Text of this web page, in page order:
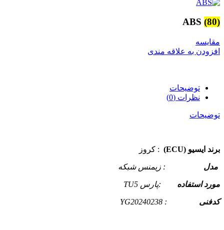
ABS (80)
مقایسه
افزودن به علاقه مندی
توضیحات
نظرات (0)
توضیحات
برند ایسیو (ECU) : کروز
مدل : زیمنس شبکه
مورد استفاده :پارس TU5
کدفنی : YG20240238